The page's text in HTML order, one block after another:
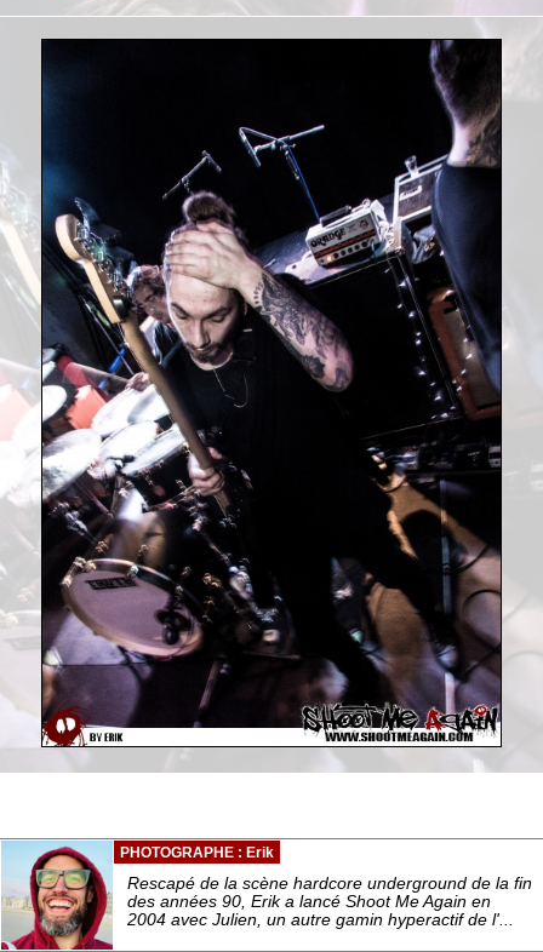
PHOTOGRAPHE : Erik
Rescapé de la scène hardcore underground de la fin
des années 90, Erik a lancé Shoot Me Again en
2004 avec Julien, un autre gamin hyperactif de l'...